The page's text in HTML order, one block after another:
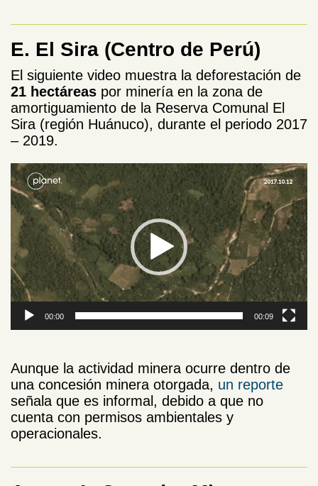
E. El Sira (Centro de Perú)
El siguiente video muestra la deforestación de
21 hectáreas por minería en la zona de
amortiguamiento de la Reserva Comunal El
Sira (región Huánuco), durante el periodo 2017
– 2019.
Reproductor
de
vídeo
00:00 00:09
Aunque la actividad minera ocurre dentro de
una concesión minera otorgada, un reporte
señala que es informal, debido a que no
cuenta con permisos ambientales y
operacionales.